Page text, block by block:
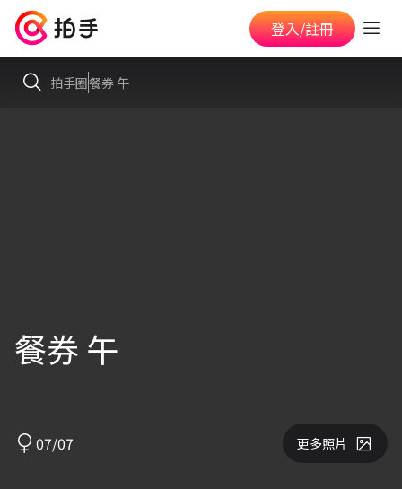
登入/註冊
拍手圈餐券 午
餐券 午
07/07 更多照片